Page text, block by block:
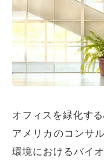
オフィスを緑化す
アメリカのコンサ
環境におけるバイ